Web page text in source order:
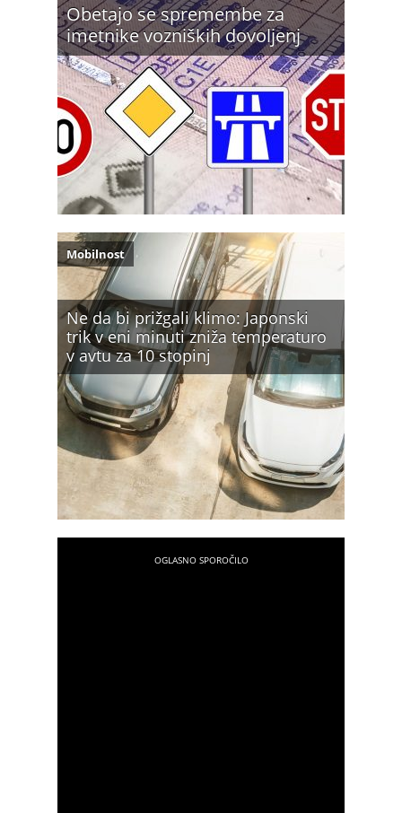
Obetajo se spremembe za
imetnike vozniških dovoljenj
Ne da bi prižgali klimo: Japonski
trik v eni minuti zniža temperaturo
v avtu za 10 stopinj
Mobilnost